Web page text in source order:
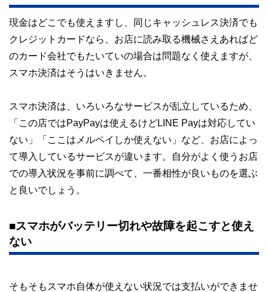
現金はどこでも使えますし、同じキャッシュレス決済でも
クレジットカードなら、お店に読み取る機械さえあればど
のカード会社でもたいていの場合は問題なく使えますが、
スマホ決済はそうはいきません。
スマホ決済は、いろいろなサービスが乱立しているため、
「この店ではPayPayは使えるけどLINE Payは対応してい
ない」「ここはメルペイしか使えない」など、お店によっ
て導入しているサービスが違います。自分がよく使うお店
での導入状況を事前に調べて、一番相性が良いものを選ぶ
と良いでしょう。
■スマホがバッテリー切れや故障を起こすと使え
ない
そもそもスマホ自体が使えない状況では支払いができませ